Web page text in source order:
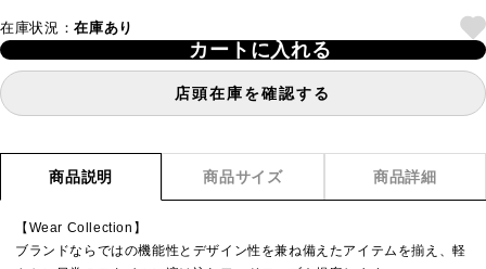
在庫状況：在庫あり
カートに入れる
店頭在庫を確認する
商品説明 商品サイズ 商品詳細
【Wear Collection】
ブランドならではの機能性とデザイン性を兼ね備えたアイテムを揃え、軽